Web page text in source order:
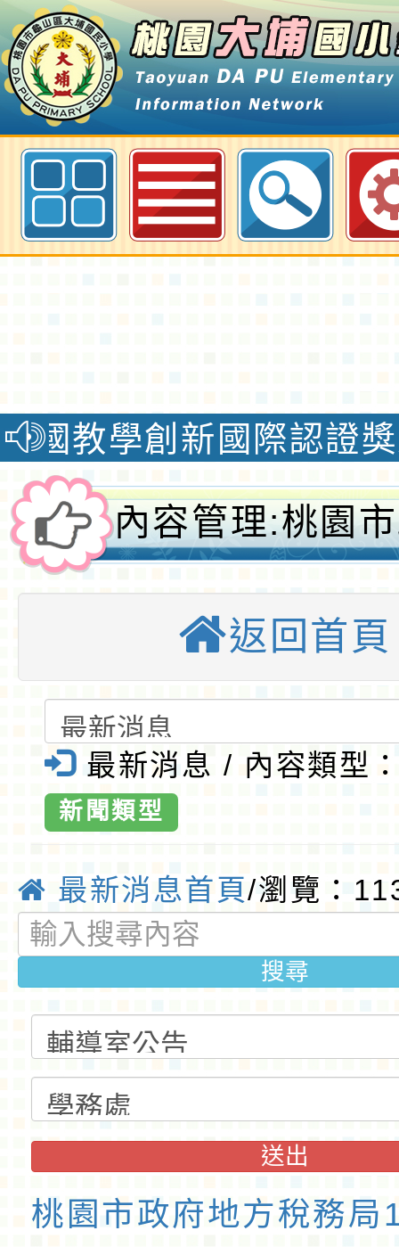
桃園市政府地方稅務局115年「稅
PLAY×消防體驗營」租稅夏令營活
桃園大埔國小全球資訊網
新國際認證獎榮獲自
內容管理:桃園
任務：租稅
體驗營」租稅
動海報及辦法-
國小全球資訊網
質國小
返回首頁
最新消息 / 內容類型
新聞類型
最新消息首頁/瀏覽：
搜尋
送出
桃園市政府地方稅務局